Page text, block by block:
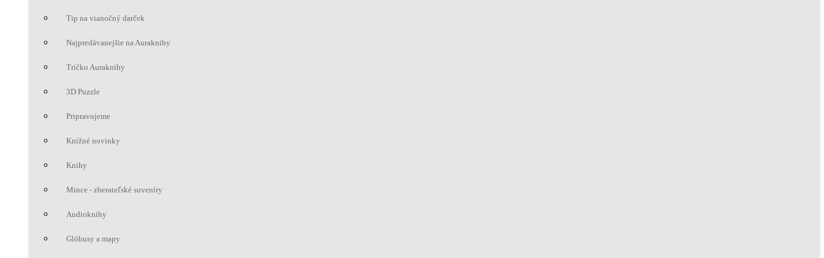
Tip na vianočný darček
Najpredávanejšie na Auraknihy
Tričko Auraknihy
3D Puzzle
Pripravujeme
Knižné novinky
Knihy
Mince - zberateľské suveníry
Audioknihy
Glóbusy a mapy